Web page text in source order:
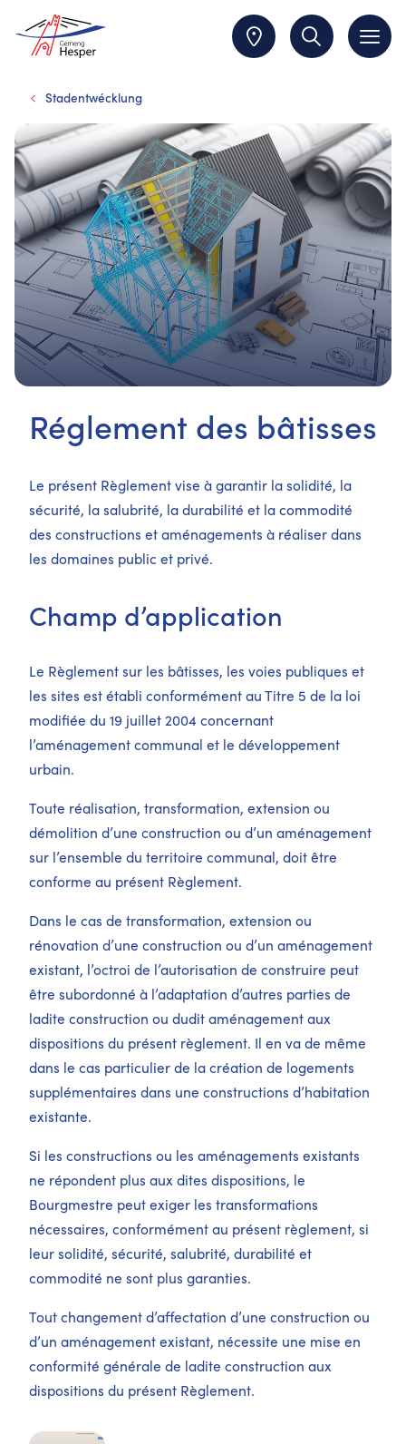
Stadentwécklung
Réglement des bâtisses
Le présent Règlement vise à garantir la solidité, la
sécurité, la salubrité, la durabilité et la commodité
des constructions et aménagements à réaliser dans
les domaines public et privé.
Champ d’application
Le Règlement sur les bâtisses, les voies publiques et
les sites est établi conformément au Titre 5 de la loi
modifiée du 19 juillet 2004 concernant
l’aménagement communal et le développement
urbain.
Toute réalisation, transformation, extension ou
démolition d’une construction ou d’un aménagement
sur l’ensemble du territoire communal, doit être
conforme au présent Règlement.
Dans le cas de transformation, extension ou
rénovation d’une construction ou d’un aménagement
existant, l’octroi de l’autorisation de construire peut
être subordonné à l’adaptation d’autres parties de
ladite construction ou dudit aménagement aux
dispositions du présent règlement. Il en va de même
dans le cas particulier de la création de logements
supplémentaires dans une constructions d’habitation
existante.
Si les constructions ou les aménagements existants
ne répondent plus aux dites dispositions, le
Bourgmestre peut exiger les transformations
nécessaires, conformément au présent règlement, si
leur solidité, sécurité, salubrité, durabilité et
commodité ne sont plus garanties.
Tout changement d’affectation d’une construction ou
d’un aménagement existant, nécessite une mise en
conformité générale de ladite construction aux
dispositions du présent Règlement.